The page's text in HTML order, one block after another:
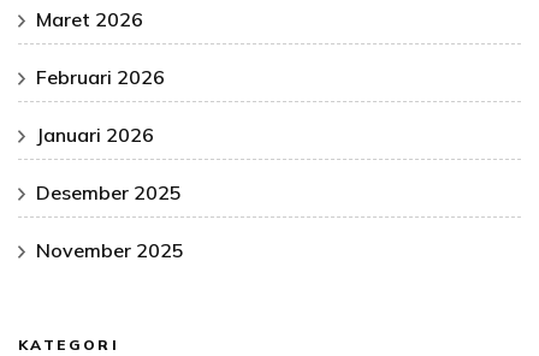
Maret 2026
Februari 2026
Januari 2026
Desember 2025
November 2025
KATEGORI